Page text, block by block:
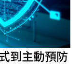
到主動預防